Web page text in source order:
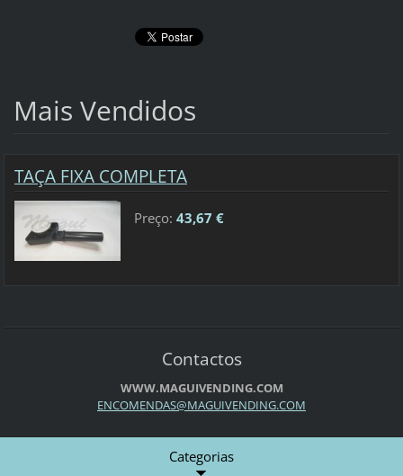
Mais Vendidos
TAÇA FIXA COMPLETA
Preço: 43,67 €
Contactos
WWW.MAGUIVENDING.COM
ENCOMENDAS@MAGUIVENDING.COM
Categorias